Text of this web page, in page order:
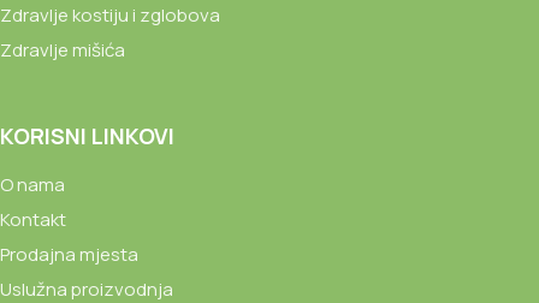
Zdravlje kostiju i zglobova
Zdravlje mišića
KORISNI LINKOVI
O nama
Kontakt
Prodajna mjesta
Uslužna proizvodnja